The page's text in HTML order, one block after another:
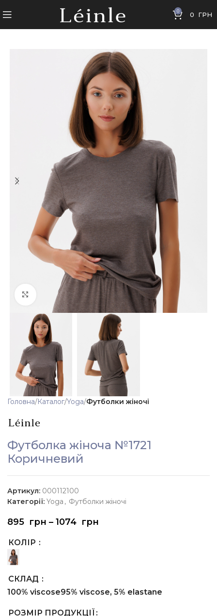
0 0 ГРН
Клацніть, щоб збільшити
Головна Каталог Yoga Футболки жіночі
Футболка жіноча №1721
Коричневий
Артикул: 000112100
Категорії: Yoga , Футболки жіночі
895 грн – 1074 грн
КОЛІР
СКЛАД
100% viscose95% viscose, 5% elastane
РОЗМІР ПРОДУКЦІЇ